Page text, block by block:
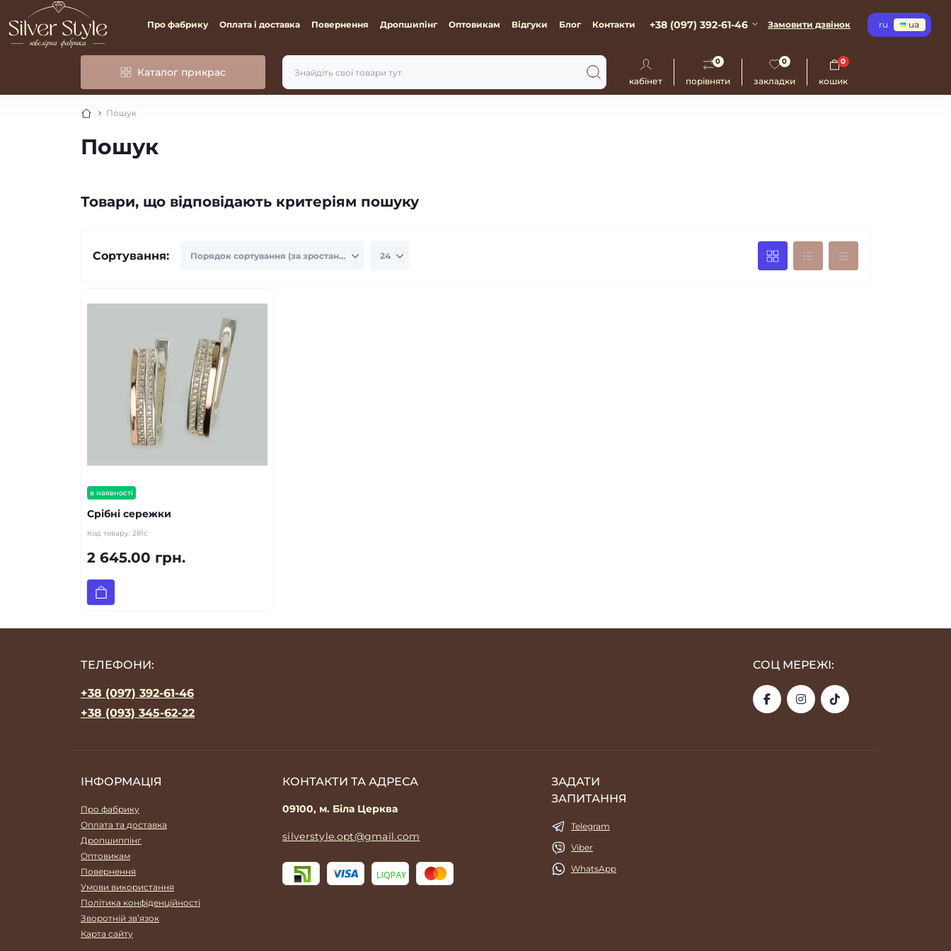
Про фабрику Оплата і доставка Повернення Дропшипінг Оптовикам Відгуки Блог Контакти +38 (097) 392-61-46 Замовити дзвінок ru ua
Каталог прикрас
кабінет порівняти
0
закладки
0
кошик
0
Пошук
Пошук
Товари, що відповідають критеріям пошуку
Сортування:
в наявності
Срібні сережки
Код товару: 281с
2 645.00 грн.
ТЕЛЕФОНИ:
+38 (097) 392-61-46
+38 (093) 345-62-22
СОЦ МЕРЕЖІ:
ІНФОРМАЦІЯ
Про фабрику
Оплата та доставка
Дропшиппінг
Оптовикам
Повернення
Умови використання
Політика конфіденційності
Зворотній зв’язок
Карта сайту
КОНТАКТИ ТА АДРЕСА
09100, м. Біла Церква
silverstyle.opt@gmail.com
ЗАДАТИ
ЗАПИТАННЯ
Telegram
Viber
WhatsApp